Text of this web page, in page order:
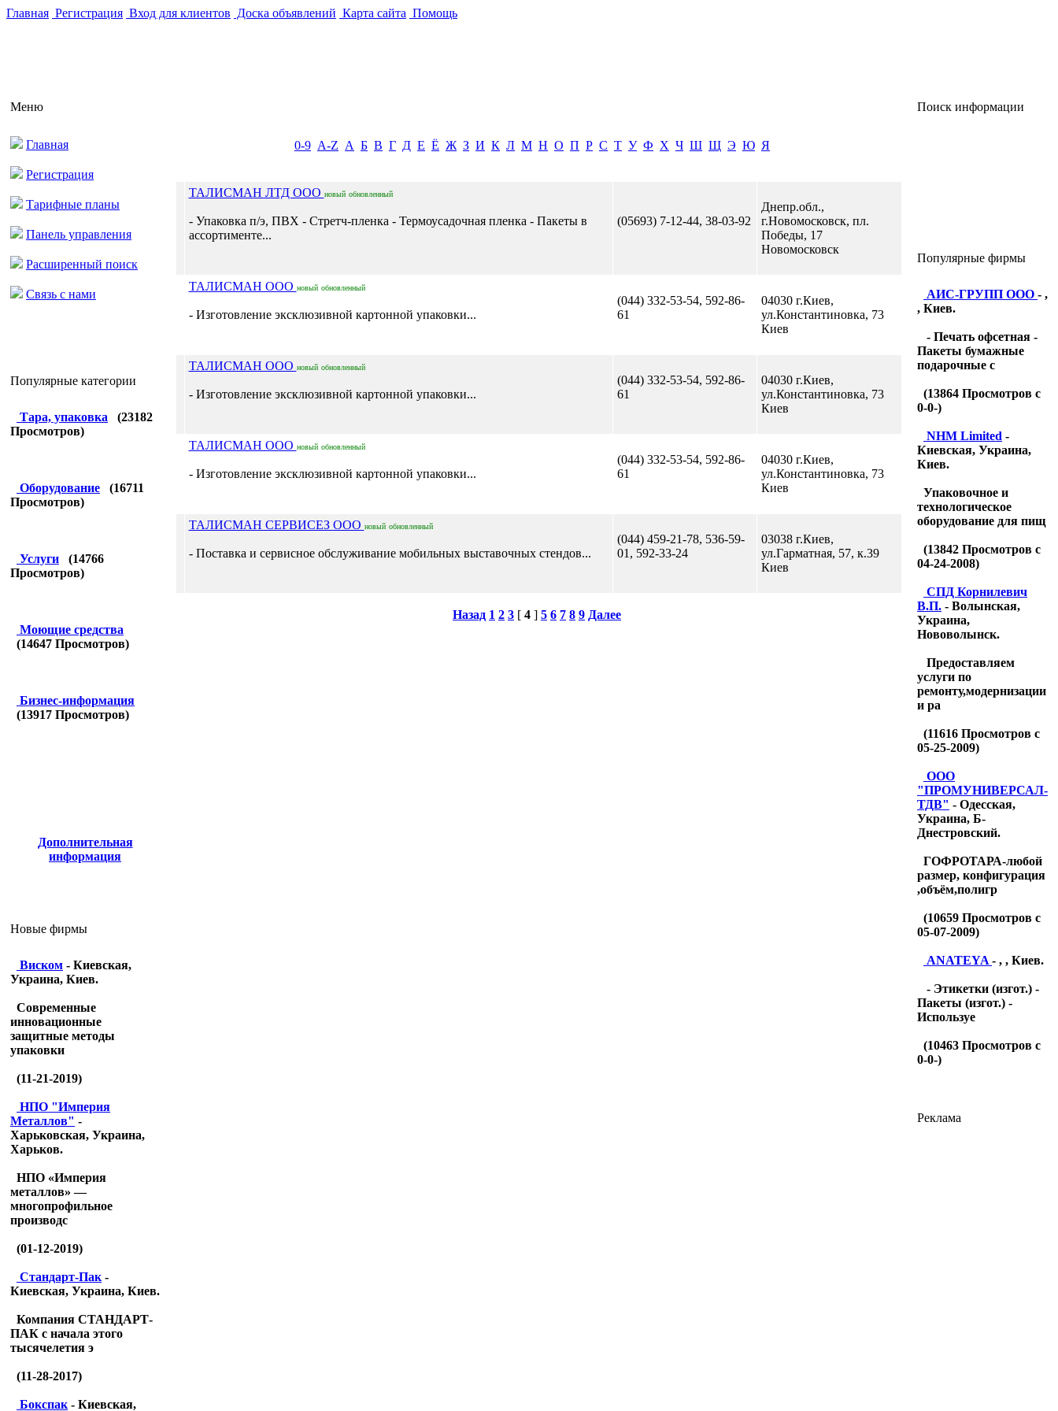
Главная Регистрация Вход для клиентов Доска объявлений Карта сайта Помощь
Меню
Главная
Регистрация
Тарифные планы
Панель управления
Расширенный поиск
Связь с нами
Популярные категории
Тара, упаковка (23182
Просмотров)
Оборудование (16711
Просмотров)
Услуги (14766
Просмотров)
Моющие средства
(14647 Просмотров)
Бизнес-информация
(13917 Просмотров)
Дополнительная
информация
Новые фирмы
Виском - Киевская,
Украина, Киев.
Современные
инновационные
защитные методы
упаковки
(11-21-2019)
НПО "Империя
Металлов" -
Харьковская, Украина,
Харьков.
НПО «Империя
металлов» —
многопрофильное
производс
(01-12-2019)
Стандарт-Пак -
Киевская, Украина, Киев.
Компания СТАНДАРТ-
ПАК с начала этого
тысячелетия э
(11-28-2017)
Бокспак - Киевская,
0-9 A-Z А Б В Г Д Е Ё Ж З И К Л М Н О П Р С Т У Ф Х Ч Ш Щ Э Ю Я
ТАЛИСМАН ЛТД ООО новый обновленный
- Упаковка п/э, ПВХ - Стретч-пленка - Термоусадочная пленка - Пакеты в
ассортименте...
(05693) 7-12-44, 38-03-92
Днепр.обл.,
г.Новомосковск, пл.
Победы, 17
Новомосковск
ТАЛИСМАН ООО новый обновленный
- Изготовление эксклюзивной картонной упаковки...
(044) 332-53-54, 592-86-
61
04030 г.Киев,
ул.Константиновка, 73
Киев
ТАЛИСМАН ООО новый обновленный
- Изготовление эксклюзивной картонной упаковки...
(044) 332-53-54, 592-86-
61
04030 г.Киев,
ул.Константиновка, 73
Киев
ТАЛИСМАН ООО новый обновленный
- Изготовление эксклюзивной картонной упаковки...
(044) 332-53-54, 592-86-
61
04030 г.Киев,
ул.Константиновка, 73
Киев
ТАЛИСМАН СЕРВИСЕЗ ООО новый обновленный
- Поставка и сервисное обслуживание мобильных выставочных стендов...
(044) 459-21-78, 536-59-
01, 592-33-24
03038 г.Киев,
ул.Гарматная, 57, к.39
Киев
Назад 1 2 3 [ 4 ] 5 6 7 8 9 Далее
Поиск информации
Популярные фирмы
АИС-ГРУПП ООО - ,
, Киев.
- Печать офсетная -
Пакеты бумажные
подарочные с
(13864 Просмотров с
0-0-)
NHM Limited -
Киевская, Украина,
Киев.
Упаковочное и
технологическое
оборудование для пищ
(13842 Просмотров с
04-24-2008)
CПД Корнилевич
В.П. - Волынская,
Украина,
Нововолынск.
Предоставляем
услуги по
ремонту,модернизации
и ра
(11616 Просмотров с
05-25-2009)
OOO
"ПРОМУНИВЕРСАЛ-
ТДB" - Одесская,
Украина, Б-
Днестровский.
ГОФРОТАРА-любой
размер, конфигурация
,объём,полигр
(10659 Просмотров с
05-07-2009)
ANATEYA - , , Киев.
- Этикетки (изгот.) -
Пакеты (изгот.) -
Используе
(10463 Просмотров с
0-0-)
Реклама